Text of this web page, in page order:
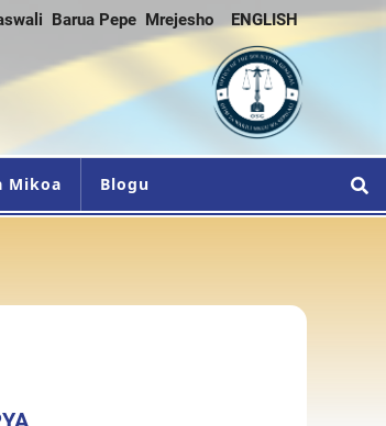
Barua Pepe Mrejesho ENGLISH
Mikoa Blogu